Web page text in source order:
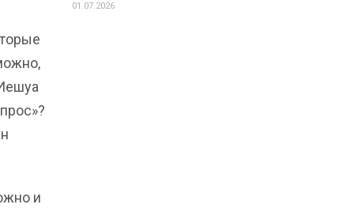
и
01.07.2026